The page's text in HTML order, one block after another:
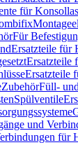
für
Für
Ersatzteile für
Ersatzteile
Ersatzteile
ZubehörFüll-
Spülventile
und
für